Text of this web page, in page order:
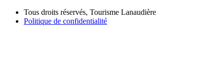
Tous droits réservés, Tourisme Lanaudière
Politique de confidentialité